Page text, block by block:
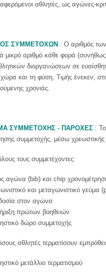
αθλητές, ως αγώνες-
ΣΥΜΜΕΤΟΧΩΝ : Ο αριθμός
μικρό αριθμό κάθε φορά
διοργανώσεων σε
χώρα και τη φύση. Τιμής ένεκεν,
χρονιάς.
ΣΥΜΜΕΤΟΧΗΣ - ΠΑΡΟΧΕΣ :
συμμετοχής, μέσω
τους συμμετέχοντες:
αγώνα (bib) και chip
και μεταγωνιστικό
στον αγώνα
πρώτων βοηθειών
δώρο συμμετοχής
αθλητές τερματίσουν
μετάλλιο τερματισμού